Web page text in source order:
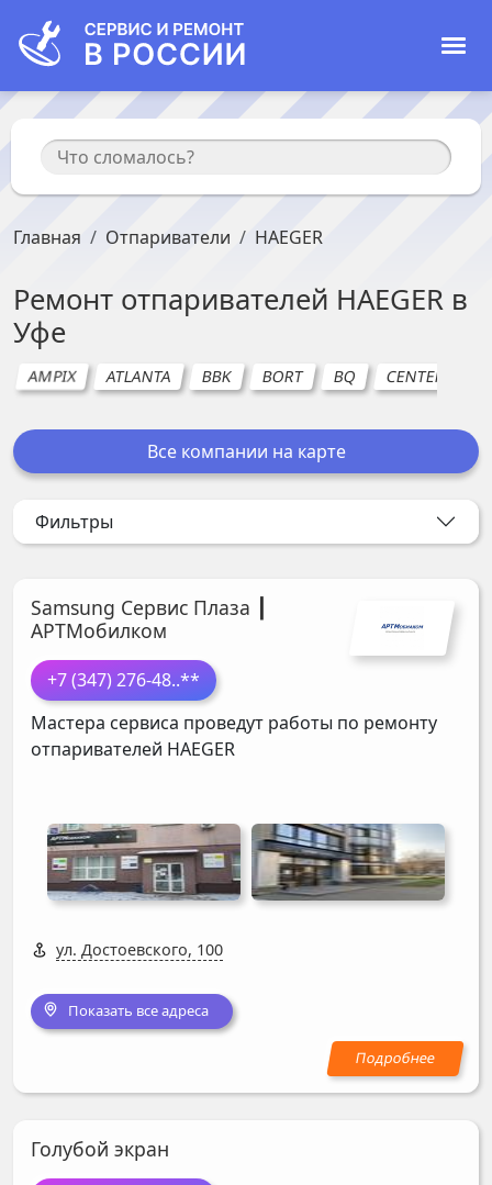
Главная Отпариватели HAEGER
Ремонт отпаривателей HAEGER в
Уфе
AMPIX ATLANTA BBK BORT BQ CENTEK
Все компании на карте
Фильтры
Samsung Сервис Плаза ┃
АРТМобилком
+7 (347) 276-48..**
Мастера сервиса проведут работы по ремонту
отпаривателей HAEGER
ул. Достоевского, 100
Показать все адреса
Голубой экран